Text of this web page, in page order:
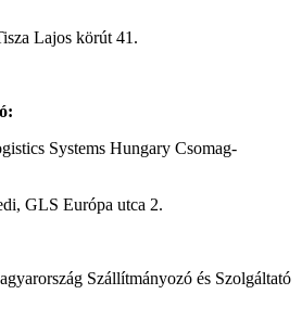
Lajos körút 41.
Systems Hungary Csomag-
GLS Európa utca 2.
Szállítmányozó és Szolgáltató